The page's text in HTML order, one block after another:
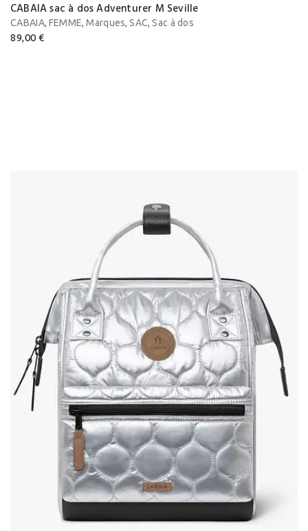
CABAIA sac à dos Adventurer M Seville
CABAIA, FEMME,Marques,SAC,Sac à dos
89,00 €